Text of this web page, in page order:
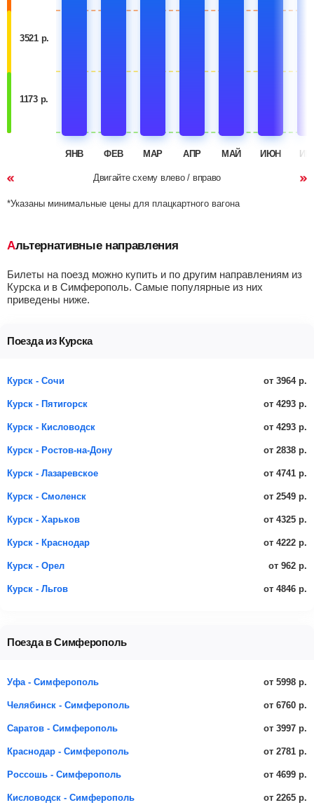
3521 р.
1173 р.
ЯНВ ФЕВ МАР АПР МАЙ ИЮН
Двигайте схему влево / вправо
*Указаны минимальные цены для плацкартного вагона
Альтернативные направления
Билеты на поезд можно купить и по другим направлениям из
Курска и в Симферополь. Самые популярные из них
приведены ниже.
Поезда из Курска
Курск - Сочи от 3964 р.
Курск - Пятигорск от 4293 р.
Курск - Кисловодск от 4293 р.
Курск - Ростов-на-Дону от 2838 р.
Курск - Лазаревское от 4741 р.
Курск - Смоленск от 2549 р.
Курск - Харьков от 4325 р.
Курск - Краснодар от 4222 р.
Курск - Орел от 962 р.
Курск - Льгов от 4846 р.
Поезда в Симферополь
Уфа - Симферополь от 5998 р.
Челябинск - Симферополь от 6760 р.
Саратов - Симферополь от 3997 р.
Краснодар - Симферополь от 2781 р.
Россошь - Симферополь от 4699 р.
Кисловодск - Симферополь от 2265 р.